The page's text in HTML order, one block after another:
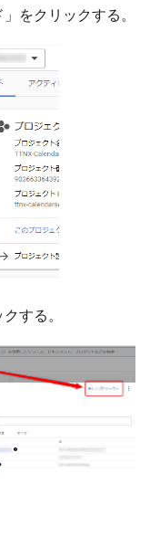
をクリックする。
する。